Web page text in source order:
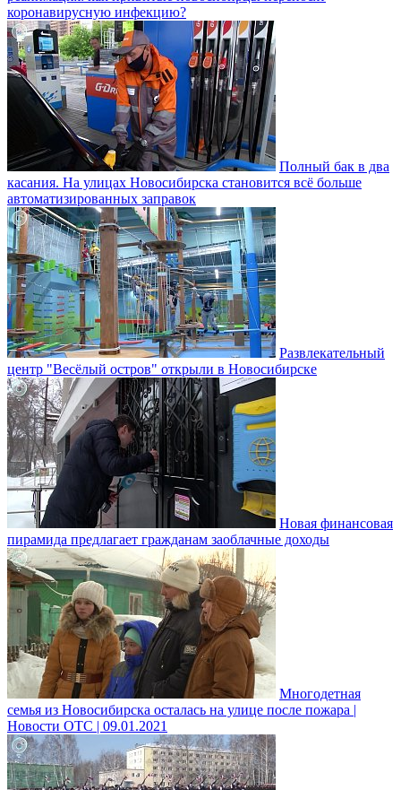
коронавирусную инфекцию?
Полный бак в два
касания. На улицах Новосибирска становится всё больше
автоматизированных заправок
Развлекательный
центр "Весёлый остров" открыли в Новосибирске
Новая финансовая
пирамида предлагает гражданам заоблачные доходы
Многодетная
семья из Новосибирска осталась на улице после пожара |
Новости ОТС | 09.01.2021